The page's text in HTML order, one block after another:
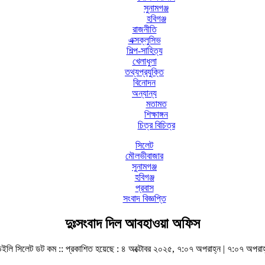
সুনামগঞ্জ
হবিগঞ্জ
রাজনীতি
এক্সক্লুসিভ
শিল্প-সাহিত্য
খেলাধুলা
তথ্যপ্রযুক্তি
বিনোদন
অন্যান্য
মতামত
শিক্ষাঙ্গন
চিত্র বিচিত্র
সিলেট
মৌলভীবাজার
সুনামগঞ্জ
হবিগঞ্জ
প্রবাস
সংবাদ বিজ্ঞপ্তি
দুঃসংবাদ দিল আবহাওয়া অফিস
সিলেট ডট কম ::প্রকাশিত হয়েছে : ৪ অক্টোবর ২০২৫, ৭:০৭ অপরাহ্ন | ৭:০৭